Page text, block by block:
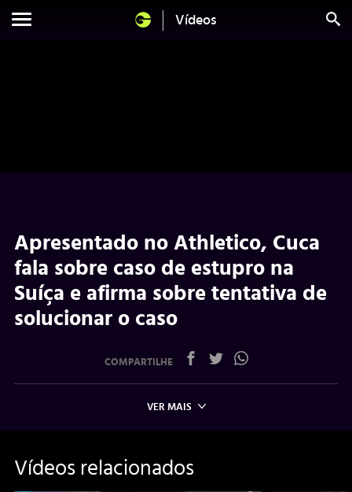
Vídeos
Apresentado no Athletico, Cuca
fala sobre caso de estupro na
Suíça e afirma sobre tentativa de
solucionar o caso
COMPARTILHE
VER MAIS
Vídeos relacionados